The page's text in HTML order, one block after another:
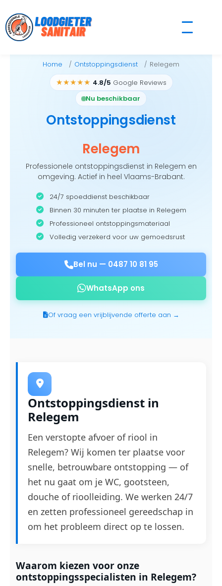
to
content
Home Ontstoppingsdienst Relegem
★★★★★ 4.8/5 Google Reviews
Nu beschikbaar
Ontstoppingsdienst
Relegem
Professionele ontstoppingsdienst in Relegem en
omgeving. Actief in heel Vlaams-Brabant.
24/7 spoeddienst beschikbaar
Binnen 30 minuten ter plaatse in Relegem
Professioneel ontstoppingsmateriaal
Volledig verzekerd voor uw gemoedsrust
Bel nu — 0487 10 81 95
WhatsApp ons
Of vraag een vrijblijvende offerte aan →
Ontstoppingsdienst in
Relegem
Een verstopte afvoer of riool in
Relegem? Wij komen ter plaatse voor
snelle, betrouwbare ontstopping — of
het nu gaat om je WC, gootsteen,
douche of rioolleiding. We werken 24/7
en zetten professioneel gereedschap in
om het probleem direct op te lossen.
Waarom kiezen voor onze
ontstoppingsspecialisten in Relegem?